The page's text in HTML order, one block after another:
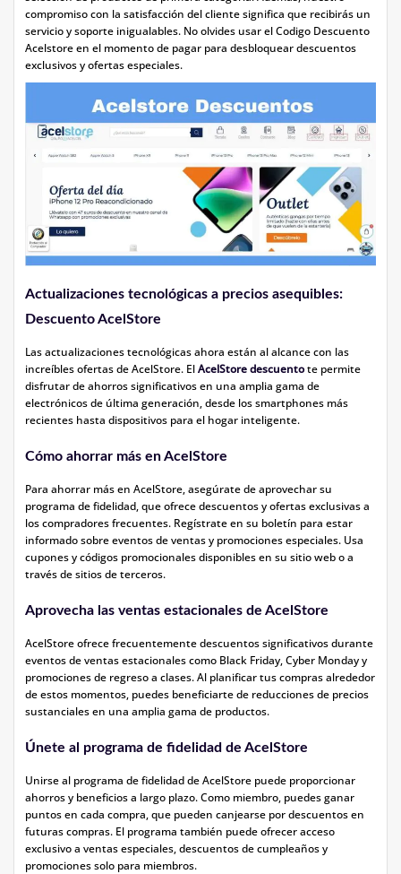
compromiso con la satisfacción del cliente significa que recibirás un
servicio y soporte inigualables. No olvides usar el Codigo Descuento
Acelstore en el momento de pagar para desbloquear descuentos
exclusivos y ofertas especiales.
Actualizaciones tecnológicas a precios asequibles:
Descuento AcelStore
Las actualizaciones tecnológicas ahora están al alcance con las
increíbles ofertas de AcelStore. ElAcelStore descuentote permite
disfrutar de ahorros significativos en una amplia gama de
electrónicos de última generación, desde los smartphones más
recientes hasta dispositivos para el hogar inteligente.
Cómo ahorrar más en AcelStore
Para ahorrar más en AcelStore, asegúrate de aprovechar su
programa de fidelidad, que ofrece descuentos y ofertas exclusivas a
los compradores frecuentes. Regístrate en su boletín para estar
informado sobre eventos de ventas y promociones especiales. Usa
cupones y códigos promocionales disponibles en su sitio web o a
través de sitios de terceros.
Aprovecha las ventas estacionales de AcelStore
AcelStore ofrece frecuentemente descuentos significativos durante
eventos de ventas estacionales como Black Friday, Cyber Monday y
promociones de regreso a clases. Al planificar tus compras alrededor
de estos momentos, puedes beneficiarte de reducciones de precios
sustanciales en una amplia gama de productos.
Únete al programa de fidelidad de AcelStore
Unirse al programa de fidelidad de AcelStore puede proporcionar
ahorros y beneficios a largo plazo. Como miembro, puedes ganar
puntos en cada compra, que pueden canjearse por descuentos en
futuras compras. El programa también puede ofrecer acceso
exclusivo a ventas especiales, descuentos de cumpleaños y
promociones solo para miembros.